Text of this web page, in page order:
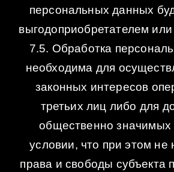
персональных данных
выгодоприобретателем
7.5. Обработка
необходима для
законных интересов
третьих лиц либо для
общественно значимых
условии, что при этом не
права и свободы субъекта